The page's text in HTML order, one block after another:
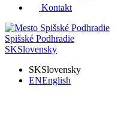
Kontakt
Spišské Podhradie
SKSlovensky
SKSlovensky
ENEnglish